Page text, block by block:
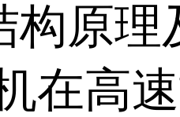
构原理
在高